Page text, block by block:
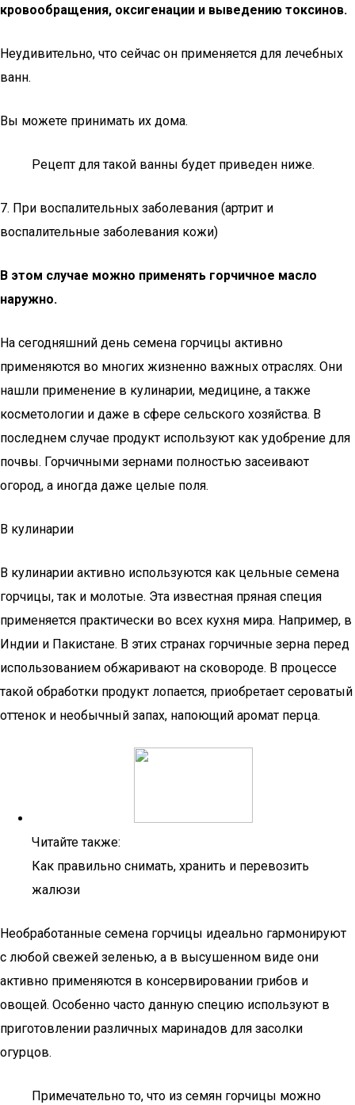
кровообращения, оксигенации и выведению токсинов.
Неудивительно, что сейчас он применяется для лечебных
ванн.
Вы можете принимать их дома.
Рецепт для такой ванны будет приведен ниже.
7. При воспалительных заболевания (артрит и
воспалительные заболевания кожи)
В этом случае можно применять горчичное масло
наружно.
На сегодняшний день семена горчицы активно
применяются во многих жизненно важных отраслях. Они
нашли применение в кулинарии, медицине, а также
косметологии и даже в сфере сельского хозяйства. В
последнем случае продукт используют как удобрение для
почвы. Горчичными зернами полностью засеивают
огород, а иногда даже целые поля.
В кулинарии
В кулинарии активно используются как цельные семена
горчицы, так и молотые. Эта известная пряная специя
применяется практически во всех кухня мира. Например, в
Индии и Пакистане. В этих странах горчичные зерна перед
использованием обжаривают на сковороде. В процессе
такой обработки продукт лопается, приобретает сероватый
оттенок и необычный запах, напоющий аромат перца.
Читайте также:
Как правильно снимать, хранить и перевозить
жалюзи
Необработанные семена горчицы идеально гармонируют
с любой свежей зеленью, а в высушенном виде они
активно применяются в консервировании грибов и
овощей. Особенно часто данную специю используют в
приготовлении различных маринадов для засолки
огурцов.
Примечательно то, что из семян горчицы можно